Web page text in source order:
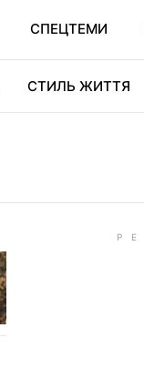
СПЕЦТЕМИ
СТИЛЬ ЖИТТЯ